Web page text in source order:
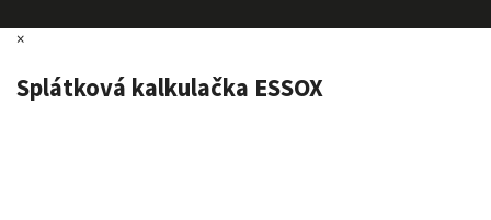
×
Splátková kalkulačka ESSOX